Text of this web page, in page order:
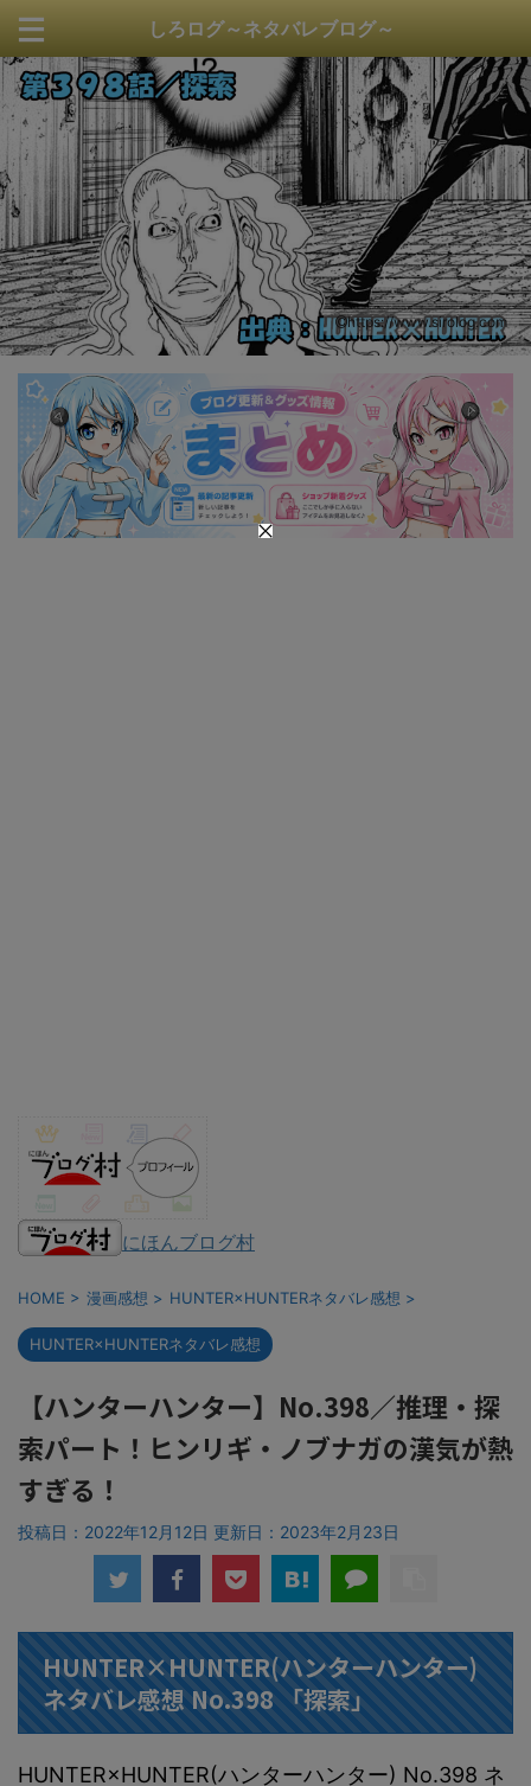
しろログ～ネタバレブログ～
https://www.sirolog.com
にほんブログ村
HOME > 漫画感想 > HUNTER×HUNTERネタバレ感想 >
HUNTER×HUNTERネタバレ感想
【ハンターハンター】No.398／推理・探
索パート！ヒンリギ・ノブナガの漢気が熱
すぎる！
投稿日：2022年12月12日 更新日： 2023年2月23日
HUNTER×HUNTER(ハンターハンター)
ネタバレ感想 No.398 「探索」
HUNTER×HUNTER(ハンターハンター) No.398 ネ